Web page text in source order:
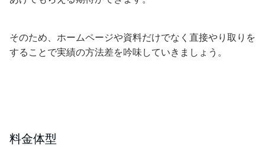
そのため、ホームページや資料だけでなく直接やり取りを
することで実績の方法差を吟味していきましょう。
料金体型